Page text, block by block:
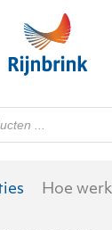
Hoe